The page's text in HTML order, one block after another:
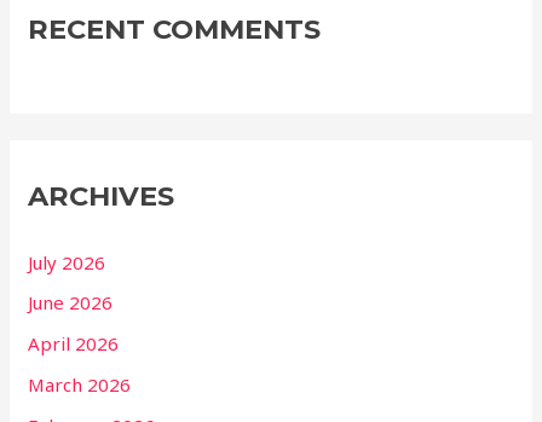
RECENT COMMENTS
ARCHIVES
July 2026
June 2026
April 2026
March 2026